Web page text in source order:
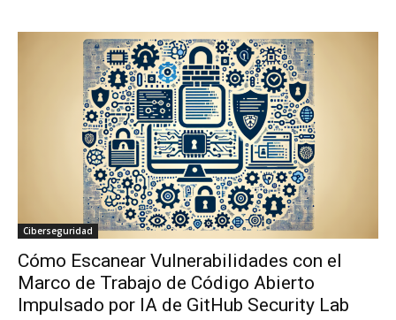
Ciberseguridad
Cómo Escanear Vulnerabilidades con el
Marco de Trabajo de Código Abierto
Impulsado por IA de GitHub Security Lab